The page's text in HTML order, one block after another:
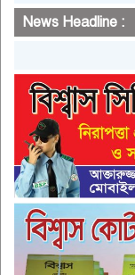
News Headline :